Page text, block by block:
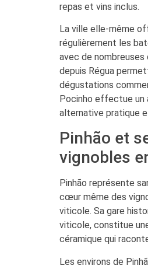
repas et vins inclus.
La ville elle-même
régulièrement les
avec de nombreuses
depuis Régua
dégustations
Pocinho effectue un
alternative pratique
Pinhão et
vignobles
Pinhão représente
cœur même des
viticole. Sa gare
viticole, constitue
céramique qui
Les environs de